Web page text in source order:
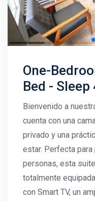
One-
Bed - Sleep
Bienvenido a
cuenta con una
privado y una
estar. Perfecta
personas, esta
totalmente
con Smart TV, un